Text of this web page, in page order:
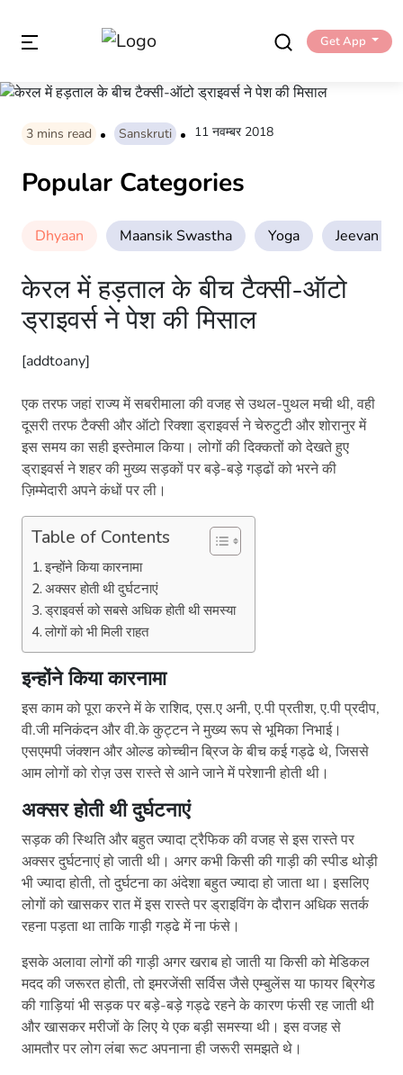
Get App
3 mins read Sanskruti 11 नवम्बर 2018
Popular Categories
Dhyaan Maansik Swastha Yoga Jeevan
केरल में हड़ताल के बीच टैक्सी-ऑटो
ड्राइवर्स ने पेश की मिसाल
[addtoany]
एक तरफ जहां राज्य में सबरीमाला की वजह से उथल-पुथल मची थी, वही
दूसरी तरफ टैक्सी और ऑटो रिक्शा ड्राइवर्स ने चेरुटुटी और शोरानुर में
इस समय का सही इस्तेमाल किया। लोगों की दिक्कतों को देखते हुए
ड्राइवर्स ने शहर की मुख्य सड़कों पर बड़े-बड़े गड्ढों को भरने की
ज़िम्मेदारी अपने कंधों पर ली।
Table of Contents
इन्होंने किया कारनामा
अक्सर होती थी दुर्घटनाएं
ड्राइवर्स को सबसे अधिक होती थी समस्या
लोगों को भी मिली राहत
इन्होंने किया कारनामा
इस काम को पूरा करने में के राशिद, एस.ए अनी, ए.पी प्रतीश, ए.पी प्रदीप,
वी.जी मनिकंदन और वी.के कुट्टन ने मुख्य रूप से भूमिका निभाई।
एसएमपी जंक्शन और ओल्ड कोच्चीन ब्रिज के बीच कई गड्ढे थे, जिससे
आम लोगों को रोज़ उस रास्ते से आने जाने में परेशानी होती थी।
अक्सर होती थी दुर्घटनाएं
सड़क की स्थिति और बहुत ज्यादा ट्रैफिक की वजह से इस रास्ते पर
अक्सर दुर्घटनाएं हो जाती थी। अगर कभी किसी की गाड़ी की स्पीड थोड़ी
भी ज्यादा होती, तो दुर्घटना का अंदेशा बहुत ज्यादा हो जाता था। इसलिए
लोगों को खासकर रात में इस रास्ते पर ड्राइविंग के दौरान अधिक सतर्क
रहना पड़ता था ताकि गाड़ी गड्ढे में ना फंसे।
इसके अलावा लोगों की गाड़ी अगर खराब हो जाती या किसी को मेडिकल
मदद की जरूरत होती, तो इमरजेंसी सर्विस जैसे एम्बुलेंस या फायर ब्रिगेड
की गाड़ियां भी सड़क पर बड़े-बड़े गड्ढे रहने के कारण फंसी रह जाती थी
और खासकर मरीजों के लिए ये एक बड़ी समस्या थी। इस वजह से
आमतौर पर लोग लंबा रूट अपनाना ही जरूरी समझते थे।